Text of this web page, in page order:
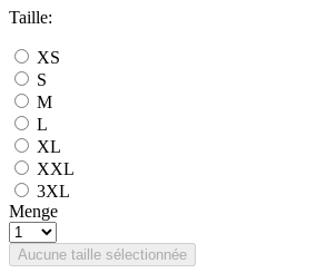
Taille:
XS
S
M
L
XL
XXL
3XL
Menge
Aucune taille sélectionnée